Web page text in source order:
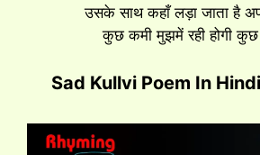
उसके साथ कहाँ लड़ा जाता है
कुछ कमी मुझमें रही होगी
Sad Kullvi Poem In